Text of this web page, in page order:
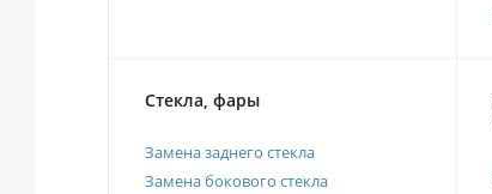
Стекла, фары
Замена заднего стекла
Замена бокового стекла